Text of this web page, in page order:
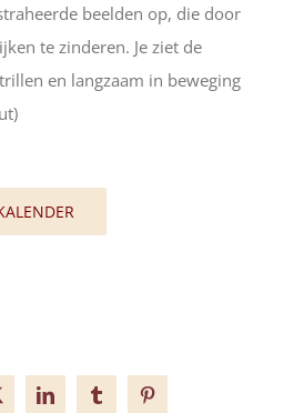
beelden op, die door
te zinderen. Je ziet de
en langzaam in beweging
LinkedInTumblrPinterest